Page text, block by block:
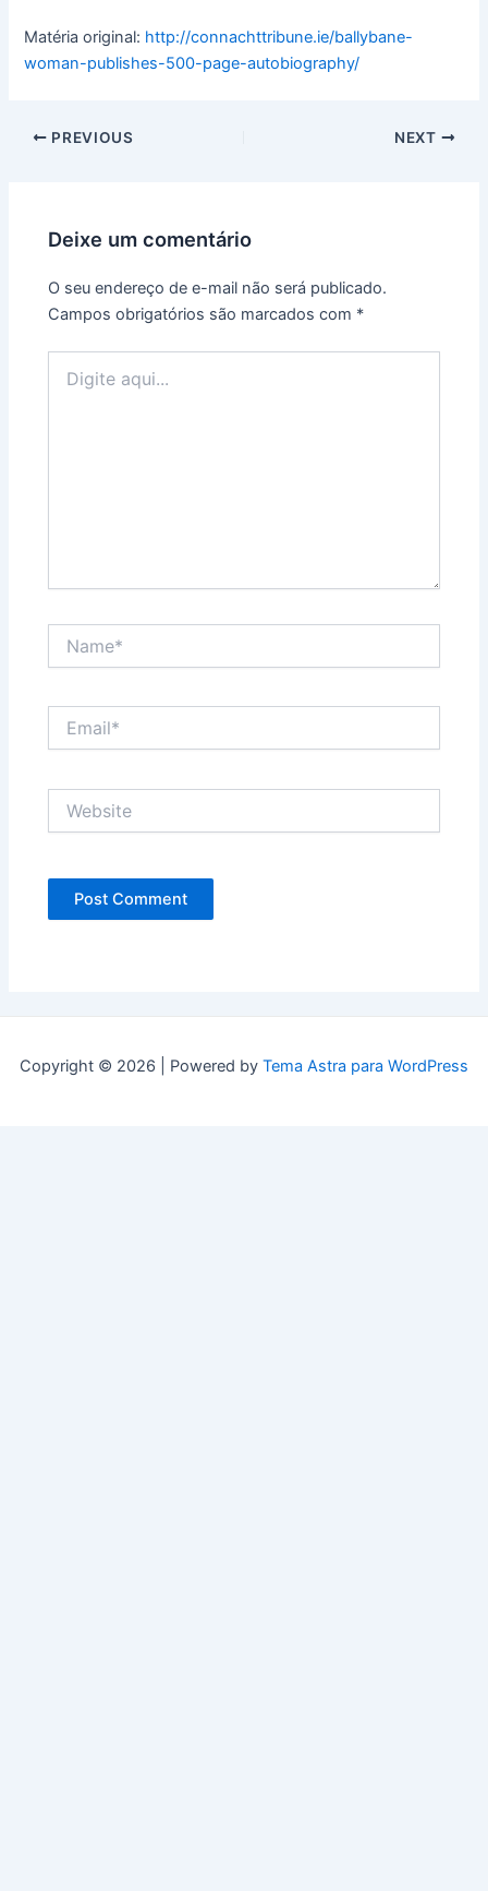
Matéria original: http://connachttribune.ie/ballybane-
woman-publishes-500-page-autobiography/
PREVIOUS NEXT
Deixe um comentário
O seu endereço de e-mail não será publicado.
Campos obrigatórios são marcados com *
aqui...
Copyright © 2026 | Powered by Tema Astra para WordPress